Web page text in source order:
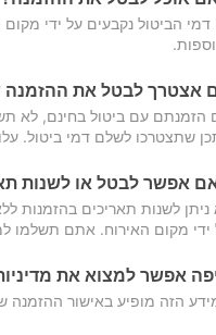
דמי הביטול נקבעים על ידי
אצטרך לבטל את ההזמנה
הזמנתם עם ביטול בחינם, לא
שתצטרכו לשלם דמי ביטול.
אפשר לבטל או לשנות
ניתן לשנות תאריכים בהזמנות
ידי מקום האירוח. אתם תשלמו
אפשר למצוא את
הזה מופיע באישור ההזמנה